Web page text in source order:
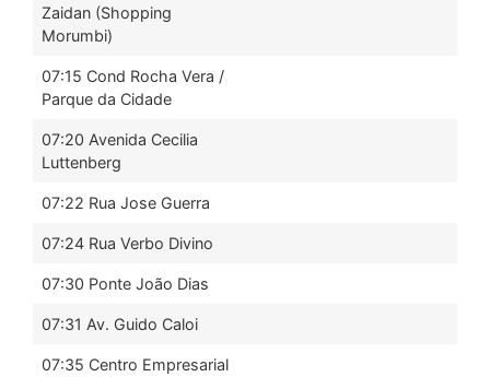
Zaidan (Shopping
Morumbi)
07:15 Cond Rocha Vera /
Parque da Cidade
07:20 Avenida Cecilia
Luttenberg
07:22 Rua Jose Guerra
07:24 Rua Verbo Divino
07:30 Ponte João Dias
07:31 Av. Guido Caloi
07:35 Centro Empresarial